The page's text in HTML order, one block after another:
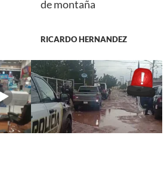
de montaña
RICARDO HERNANDEZ